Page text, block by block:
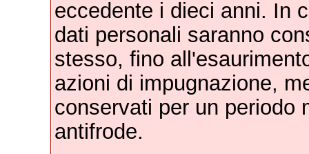
eccedente i dieci anni. In
dati personali saranno
stesso, fino
azioni di impugnazione,
conservati per un periodo
antifrode.